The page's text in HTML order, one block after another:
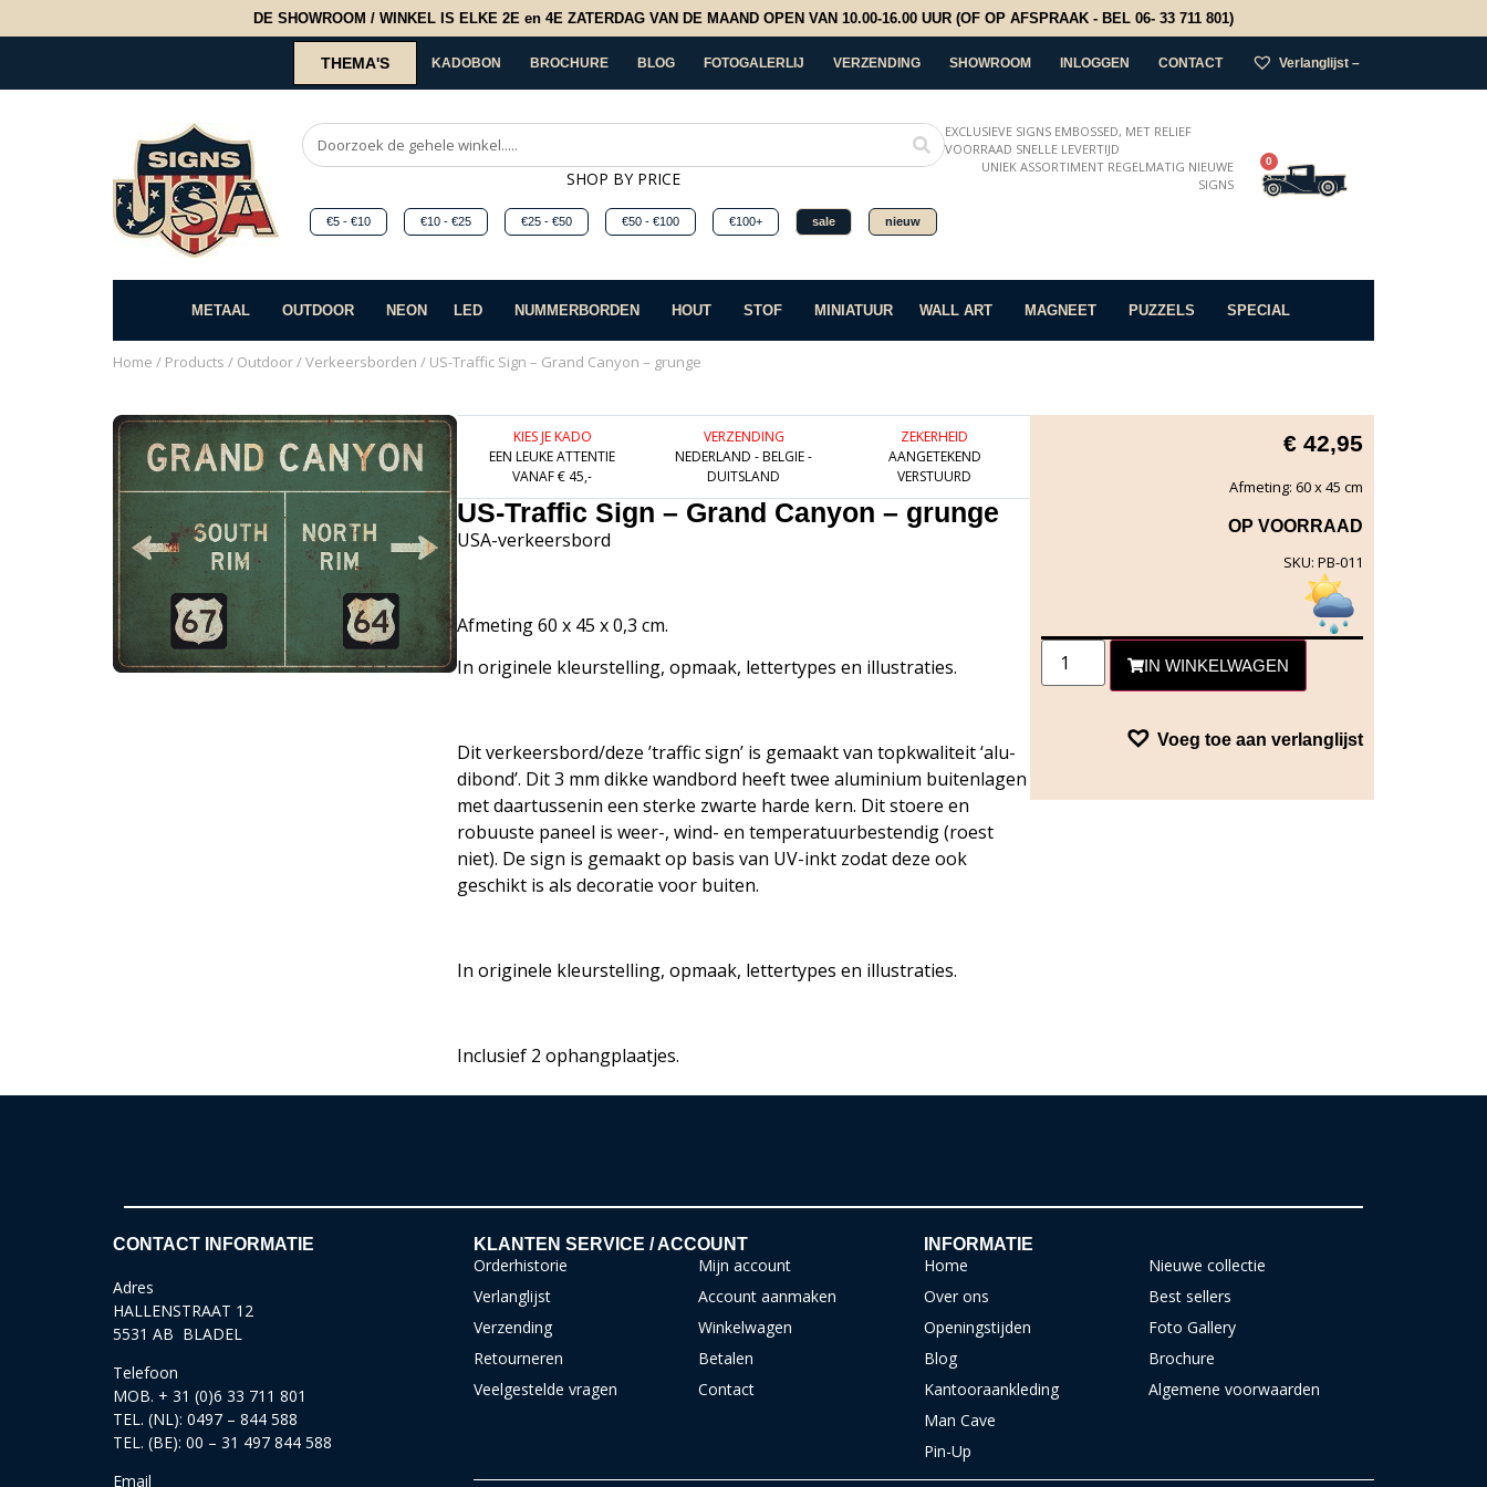
DE SHOWROOM / WINKEL IS ELKE 2E en 4E ZATERDAG VAN DE MAAND OPEN VAN 10.00-16.00 UUR (OF OP AFSPRAAK - BEL 06- 33 711 801)
THEMA'S KADOBON BROCHURE BLOG FOTOGALERLIJ VERZENDING SHOWROOM INLOGGEN CONTACT Verlanglijst –
SHOP BY PRICE
€5 - €10 €10 - €25 €25 - €50 €50 - €100 €100+ sale nieuw
EXCLUSIEVE SIGNS EMBOSSED, MET RELIEF
VOORRAAD SNELLE LEVERTIJD
UNIEK ASSORTIMENT REGELMATIG NIEUWE
SIGNS
0
METAAL OUTDOOR NEON LED NUMMERBORDEN HOUT STOF MINIATUUR WALL ART MAGNEET PUZZELS SPECIAL
Home / Products / Outdoor/Verkeersborden / US-Traffic Sign – Grand Canyon – grunge
KIES JE KADO
EEN LEUKE ATTENTIE
VANAF € 45,-
VERZENDING
NEDERLAND - BELGIE -
DUITSLAND
ZEKERHEID
AANGETEKEND
VERSTUURD
US-Traffic Sign – Grand Canyon – grunge
USA-verkeersbord
Afmeting 60 x 45 x 0,3 cm.
In originele kleurstelling, opmaak, lettertypes en illustraties.
Dit verkeersbord/deze ’traffic sign’ is gemaakt van topkwaliteit ‘alu-
dibond’. Dit 3 mm dikke wandbord heeft twee aluminium buitenlagen
met daartussenin een sterke zwarte harde kern. Dit stoere en
robuuste paneel is weer-, wind- en temperatuurbestendig (roest
niet). De sign is gemaakt op basis van UV-inkt zodat deze ook
geschikt is als decoratie voor buiten.
In originele kleurstelling, opmaak, lettertypes en illustraties.
Inclusief 2 ophangplaatjes.
€ 42,95
Afmeting: 60 x 45 cm
OP VOORRAAD
SKU: PB-011
IN WINKELWAGEN
Voeg toe aan verlanglijst
CONTACT INFORMATIE
Adres
HALLENSTRAAT 12
5531 AB BLADEL
Telefoon
MOB. + 31 (0)6 33 711 801
TEL. (NL): 0497 – 844 588
TEL. (BE): 00 – 31 497 844 588
Email
KLANTEN SERVICE / ACCOUNT
Orderhistorie
Verlanglijst
Verzending
Retourneren
Veelgestelde vragen
Mijn account
Account aanmaken
Winkelwagen
Betalen
Contact
INFORMATIE
Home
Over ons
Openingstijden
Blog
Kantooraankleding
Man Cave
Pin-Up
Nieuwe collectie
Best sellers
Foto Gallery
Brochure
Algemene voorwaarden